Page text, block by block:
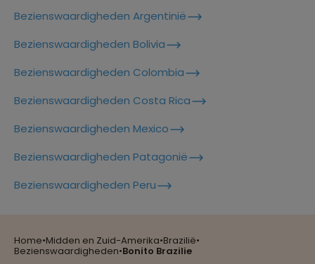
Home•Midden en Zuid-Amerika•Brazilië•
Bezienswaardigheden•Bonito Brazilie
Lees meer over Pantanal
Bezienswaardigheden Argentinië
Bezienswaardigheden Bolivia
Bezienswaardigheden Colombia
Bezienswaardigheden Costa Rica
Bezienswaardigheden Mexico
Bezienswaardigheden Patagonië
Bezienswaardigheden Peru
Groepsreizen mét indivuele vrijheid